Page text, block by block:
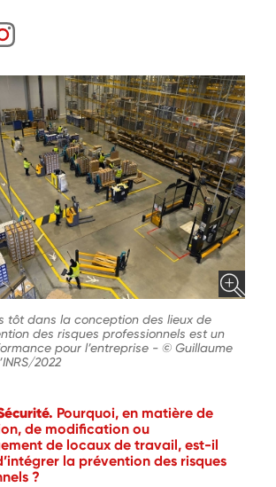
tôt dans la conception des lieux de
des risques professionnels est un
pour l’entreprise - © Guillaume
2022
Pourquoi, en matière de
de modification ou
de locaux de travail, est-il
la prévention des risques
?